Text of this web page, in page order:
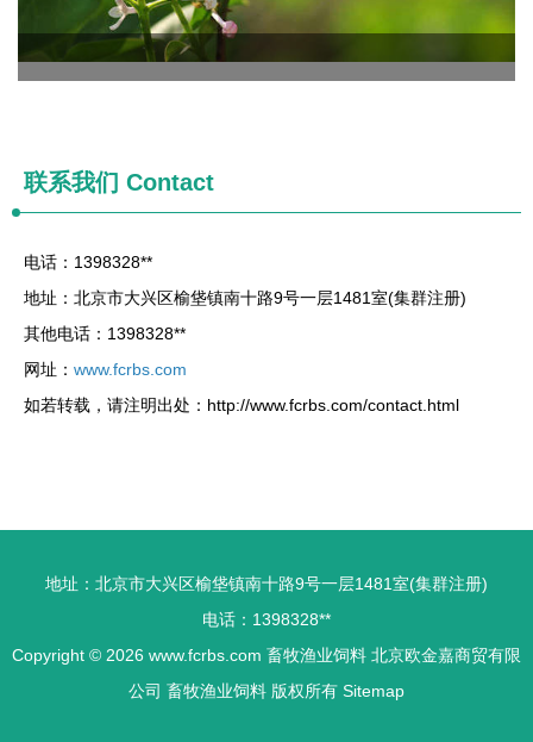
联系我们 Contact
电话：1398328**
地址：北京市大兴区榆垡镇南十路9号一层1481室(集群注册)
其他电话：1398328**
网址： www.fcrbs.com
如若转载，请注明出处：http://www.fcrbs.com/contact.html
地址：北京市大兴区榆垡镇南十路9号一层1481室(集群注册)
电话：1398328**
Copyright © 2026 www.fcrbs.com 畜牧渔业饲料 北京欧金嘉商贸有限
公司 畜牧渔业饲料 版权所有 Sitemap